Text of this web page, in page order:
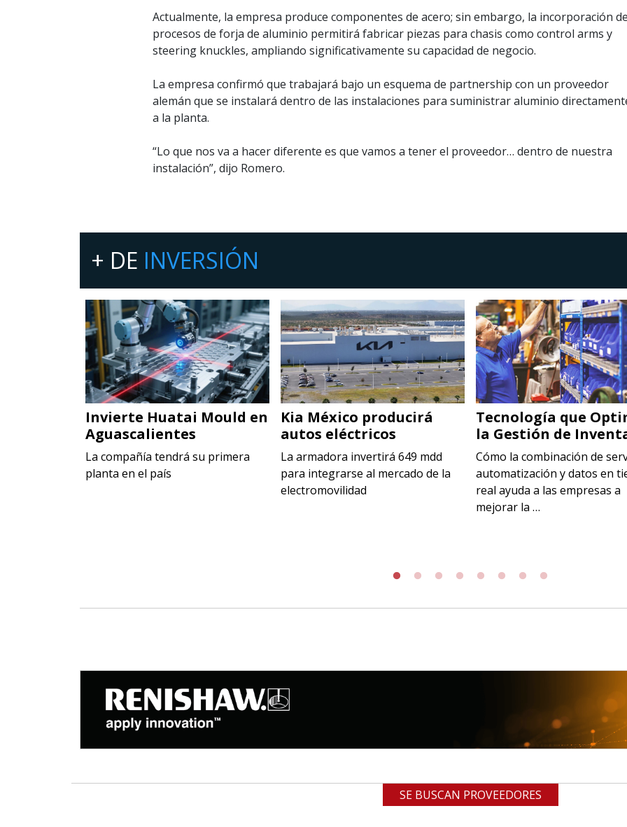
Actualmente, la empresa produce componentes de acero; sin embargo, la incorporación
procesos de forja de aluminio permitirá fabricar piezas para chasis como control arms y
steering knuckles, ampliando significativamente su capacidad de negocio.
La empresa confirmó que trabajará bajo un esquema de partnership con un proveedor
alemán que se instalará dentro de las instalaciones para suministrar aluminio
a la planta.
“Lo que nos va a hacer diferente es que vamos a tener el proveedor… dentro de nuestra
instalación”, dijo Romero.
+ DE INVERSIÓN
Invierte Huatai Mould en
Aguascalientes
La compañía tendrá su primera
planta en el país
Kia México producirá
autos eléctricos
La armadora invertirá 649 mdd
para integrarse al mercado de la
electromovilidad
Tecnología que
la Gestión de
Cómo la combinación de
automatización y datos en
real ayuda a las empresas a
mejorar la …
SE BUSCAN PROVEEDORES